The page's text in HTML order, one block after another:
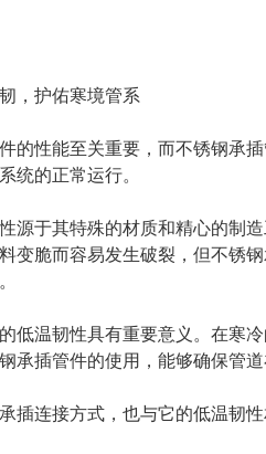
，护佑寒境管系
的性能至关重要，而不锈钢承
统的正常运行。
源于其特殊的材质和精心的制
变脆而容易发生破裂，但不锈
低温韧性具有重要意义。在寒
承插管件的使用，能够确保管
插连接方式，也与它的低温韧